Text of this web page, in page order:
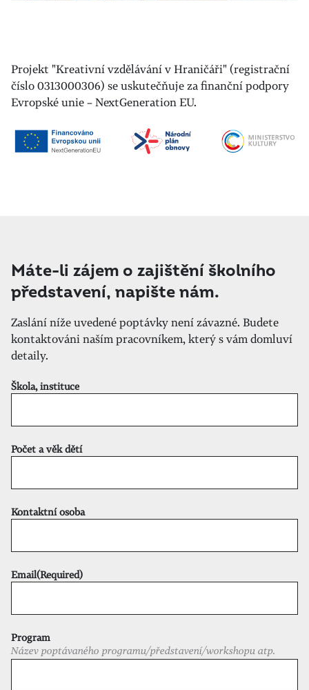
Projekt "Kreativní vzdělávání v Hraničáři" (registrační
číslo 0313000306) se uskutečňuje za finanční podpory
Evropské unie – NextGeneration EU.
Máte-li zájem o zajištění školního
představení, napište nám.
Zaslání níže uvedené poptávky není závazné. Budete
kontaktováni naším pracovníkem, který s vám domluví
detaily.
Škola, instituce
Počet a věk dětí
Kontaktní osoba
Email(Required)
Program
Název poptávaného programu/představení/workshopu atp.